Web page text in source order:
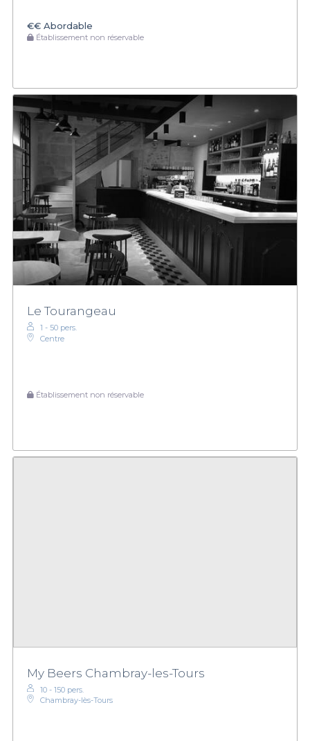
€€ Abordable
Établissement non réservable
Le Tourangeau
1 - 50 pers.
Centre
Établissement non réservable
My Beers Chambray-les-Tours
10 - 150 pers.
Chambray-lès-Tours